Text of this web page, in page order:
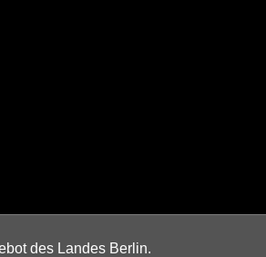
des Landes Berlin.